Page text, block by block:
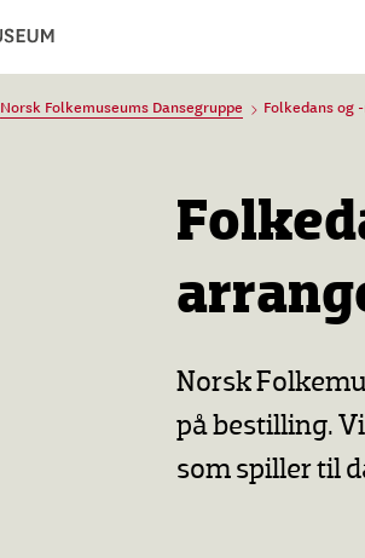
Norsk Folkemuseums Dansegruppe Folkedans
Norsk
på bestilling.
som spiller til